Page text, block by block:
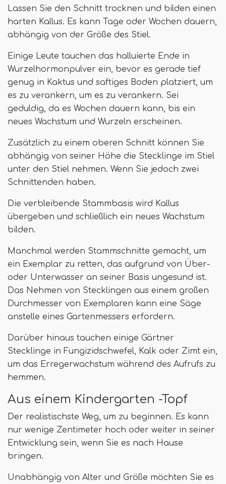
Lassen Sie den Schnitt trocknen und bilden einen
harten Kallus. Es kann Tage oder Wochen dauern,
abhängig von der Größe des Stiel.
Einige Leute tauchen das halluierte Ende in
Wurzelhormonpulver ein, bevor es gerade tief
genug in Kaktus und saftiges Boden platziert, um
es zu verankern, um es zu verankern. Sei
geduldig, da es Wochen dauern kann, bis ein
neues Wachstum und Wurzeln erscheinen.
Zusätzlich zu einem oberen Schnitt können Sie
abhängig von seiner Höhe die Stecklinge im Stiel
unter den Stiel nehmen. Wenn Sie jedoch zwei
Schnittenden haben.
Die verbleibende Stammbasis wird Kallus
übergeben und schließlich ein neues Wachstum
bilden.
Manchmal werden Stammschnitte gemacht, um
ein Exemplar zu retten, das aufgrund von Über-
oder Unterwasser an seiner Basis ungesund ist.
Das Nehmen von Stecklingen aus einem großen
Durchmesser von Exemplaren kann eine Säge
anstelle eines Gartenmessers erfordern.
Darüber hinaus tauchen einige Gärtner
Stecklinge in Fungizidschwefel, Kalk oder Zimt ein,
um das Erregerwachstum während des Aufrufs zu
hemmen.
Aus einem Kindergarten -Topf
Der realistischste Weg, um zu beginnen. Es kann
nur wenige Zentimeter hoch oder weiter in seiner
Entwicklung sein, wenn Sie es nach Hause
bringen.
Unabhängig von Alter und Größe möchten Sie es